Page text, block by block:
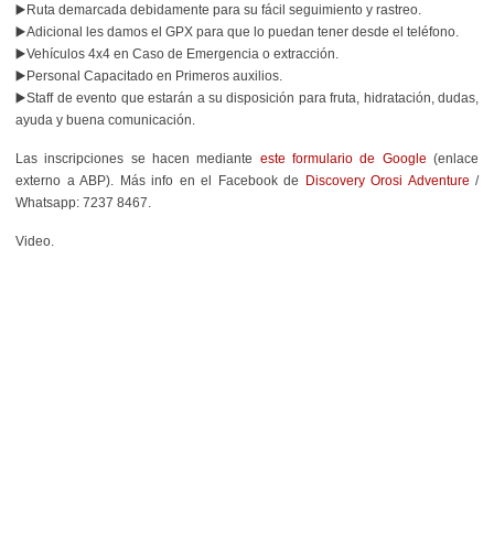
▶️Ruta demarcada debidamente para su fácil seguimiento y rastreo.
▶️Adicional les damos el GPX para que lo puedan tener desde el teléfono.
▶️Vehículos 4x4 en Caso de Emergencia o extracción.
▶️Personal Capacitado en Primeros auxilios.
▶️Staff de evento que estarán a su disposición para fruta, hidratación, dudas,
ayuda y buena comunicación.
Las inscripciones se hacen mediante este formulario de Google (enlace
externo a ABP). Más info en el Facebook de Discovery Orosi Adventure /
Whatsapp: 7237 8467.
Video.